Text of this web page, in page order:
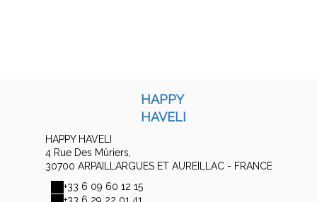
HAPPY
HAVELI
HAPPY HAVELI
4 Rue Des Mûriers,
30700 ARPAILLARGUES ET AUREILLAC - FRANCE
+33 6 09 60 12 15